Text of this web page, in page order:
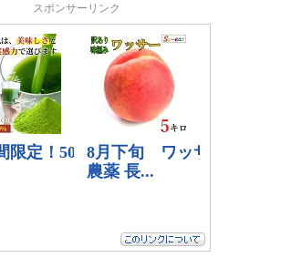
スポンサーリンク